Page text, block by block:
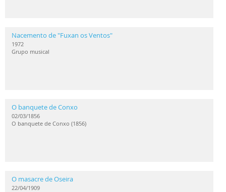
Nacemento de "Fuxan os Ventos"
1972
Grupo musical
O banquete de Conxo
02/03/1856
O banquete de Conxo (1856)
O masacre de Oseira
22/04/1909